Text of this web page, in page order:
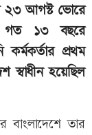
২৩ আগস্ট ভোরে
গত ১৩ বছরে
কর্মকর্তার প্রথম
স্বাধীন হয়েছিল
বাংলাদেশে তার